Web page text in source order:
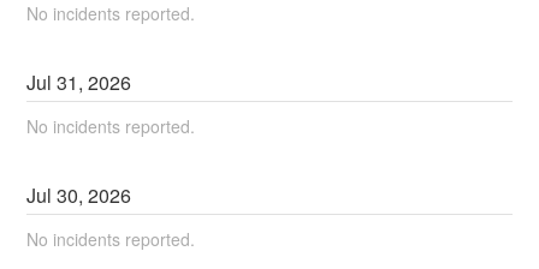
No incidents reported.
Jul31,2026
No incidents reported.
Jul30,2026
No incidents reported.